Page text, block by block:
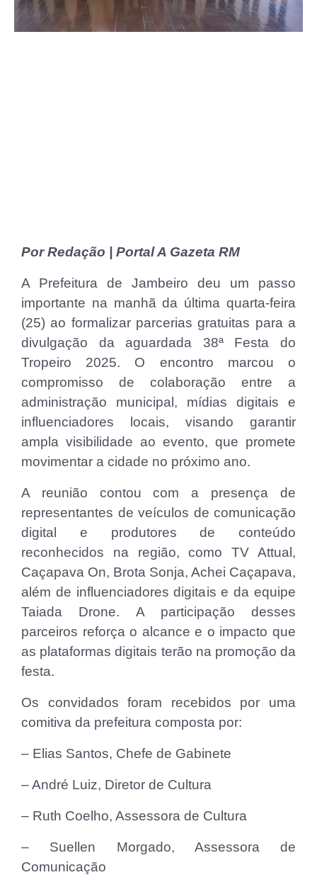
Por Redação | Portal A Gazeta RM
A Prefeitura de Jambeiro deu um passo
importante na manhã da última quarta-feira
(25) ao formalizar parcerias gratuitas para a
divulgação da aguardada 38ª Festa do
Tropeiro 2025. O encontro marcou o
compromisso de colaboração entre a
administração municipal, mídias digitais e
influenciadores locais, visando garantir
ampla visibilidade ao evento, que promete
movimentar a cidade no próximo ano.
A reunião contou com a presença de
representantes de veículos de comunicação
digital e produtores de conteúdo
reconhecidos na região, como TV Attual,
Caçapava On, Brota Sonja, Achei Caçapava,
além de influenciadores digitais e da equipe
Taiada Drone. A participação desses
parceiros reforça o alcance e o impacto que
as plataformas digitais terão na promoção da
festa.
Os convidados foram recebidos por uma
comitiva da prefeitura composta por:
– Elias Santos, Chefe de Gabinete
– André Luiz, Diretor de Cultura
– Ruth Coelho, Assessora de Cultura
– Suellen Morgado, Assessora de
Comunicação